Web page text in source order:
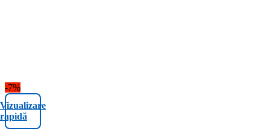
-7%
Vizualizare
rapidă